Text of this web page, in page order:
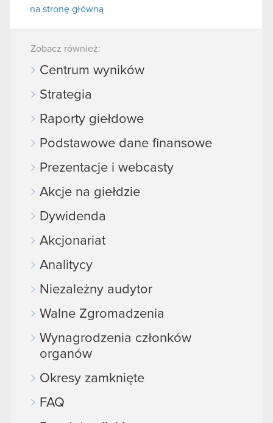
na stronę główną
Zobacz również:
Centrum wyników
Strategia
Raporty giełdowe
Podstawowe dane finansowe
Prezentacje i webcasty
Akcje na giełdzie
Dywidenda
Akcjonariat
Analitycy
Niezależny audytor
Walne Zgromadzenia
Wynagrodzenia członków
organów
Okresy zamknięte
FAQ